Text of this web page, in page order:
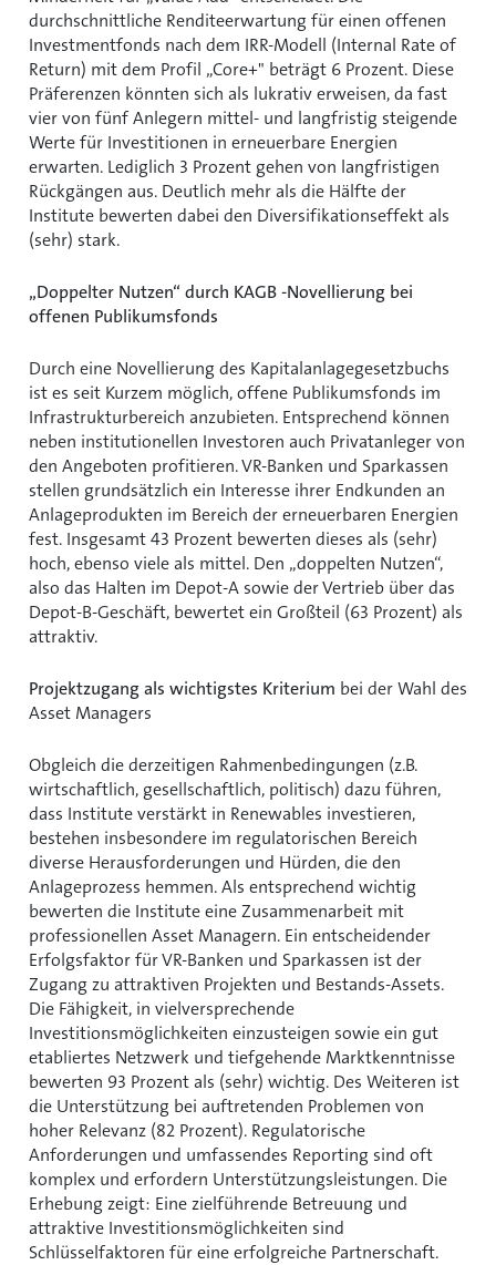
durchschnittliche Renditeerwartung für einen offenen
Investmentfonds nach dem IRR-Modell (Internal Rate of
Return) mit dem Profil „Core+" beträgt 6 Prozent. Diese
Präferenzen könnten sich als lukrativ erweisen, da fast
vier von fünf Anlegern mittel- und langfristig steigende
Werte für Investitionen in erneuerbare Energien
erwarten. Lediglich 3 Prozent gehen von langfristigen
Rückgängen aus. Deutlich mehr als die Hälfte der
Institute bewerten dabei den Diversifikationseffekt als
(sehr) stark.
Doppelter Nutzen“ durch KAGB -Novellierung bei
offenen Publikumsfonds
Durch eine Novellierung des Kapitalanlagegesetzbuchs
ist es seit Kurzem möglich, offene Publikumsfonds im
Infrastrukturbereich anzubieten. Entsprechend können
neben institutionellen Investoren auch Privatanleger von
den Angeboten profitieren. VR-Banken und Sparkassen
stellen grundsätzlich ein Interesse ihrer Endkunden an
Anlageprodukten im Bereich der erneuerbaren Energien
fest. Insgesamt 43 Prozent bewerten dieses als (sehr)
hoch, ebenso viele als mittel. Den „doppelten Nutzen“,
also das Halten im Depot-A sowie der Vertrieb über das
Depot-B-Geschäft, bewertet ein Großteil (63 Prozent) als
attraktiv.
Projektzugang als wichtigstes Kriterium bei der Wahl des
Asset Managers
Obgleich die derzeitigen Rahmenbedingungen (z.B.
wirtschaftlich, gesellschaftlich, politisch) dazu führen,
dass Institute verstärkt in Renewables investieren,
bestehen insbesondere im regulatorischen Bereich
diverse Herausforderungen und Hürden, die den
Anlageprozess hemmen. Als entsprechend wichtig
bewerten die Institute eine Zusammenarbeit mit
professionellen Asset Managern. Ein entscheidender
Erfolgsfaktor für VR-Banken und Sparkassen ist der
Zugang zu attraktiven Projekten und Bestands-Assets.
Die Fähigkeit, in vielversprechende
Investitionsmöglichkeiten einzusteigen sowie ein gut
etabliertes Netzwerk und tiefgehende Marktkenntnisse
bewerten 93 Prozent als (sehr) wichtig. Des Weiteren ist
die Unterstützung bei auftretenden Problemen von
hoher Relevanz (82 Prozent). Regulatorische
Anforderungen und umfassendes Reporting sind oft
komplex und erfordern Unterstützungsleistungen. Die
Erhebung zeigt: Eine zielführende Betreuung und
attraktive Investitionsmöglichkeiten sind
Schlüsselfaktoren für eine erfolgreiche Partnerschaft.